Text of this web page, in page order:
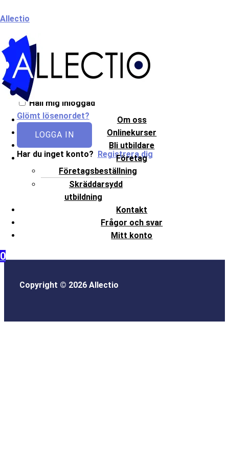
till
Allectio
Om oss
Onlinekurser
Bli utbildare
Företag
Företagsbeställning
Skräddarsydd
utbildning
Kontakt
Frågor och svar
Mitt konto
0
Välkommen till Allectio!
Håll mig inloggad
Glömt lösenordet?
LOGGA IN
Har du inget konto? Registrera dig
Copyright © 2026 Allectio